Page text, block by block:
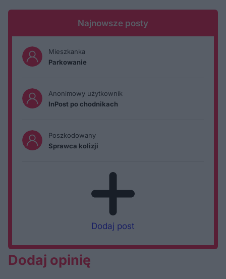
Najnowsze posty
Mieszkanka
Parkowanie
Anonimowy użytkownik
InPost po chodnikach
Poszkodowany
Sprawca kolizji
Dodaj post
Dodaj opinię